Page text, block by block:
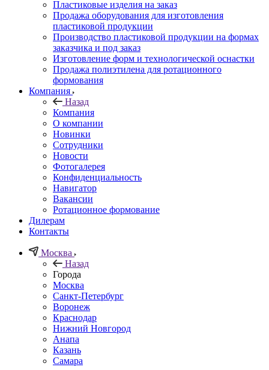
Пластиковые изделия на заказ
Продажа оборудования для изготовления
пластиковой продукции
Производство пластиковой продукции на формах
заказчика и под заказ
Изготовление форм и технологической оснастки
Продажа полиэтилена для ротационного
формования
Компания
Назад
Компания
О компании
Новинки
Сотрудники
Новости
Фотогалерея
Конфиденциальность
Навигатор
Вакансии
Ротационное формование
Дилерам
Контакты
Москва
Назад
Города
Москва
Санкт-Петербург
Воронеж
Краснодар
Нижний Новгород
Анапа
Казань
Самара